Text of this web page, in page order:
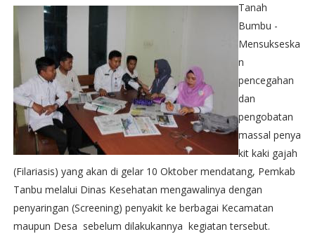
Tanah
Bumbu -
Mensukseska
n
pencegahan
dan
pengobatan
massal penya
kit kaki gajah
(Filariasis) yang akan di gelar 10 Oktober mendatang, Pemkab
Tanbu melalui Dinas Kesehatan mengawalinya dengan
penyaringan (Screening) penyakit ke berbagai Kecamatan
maupun Desa sebelum dilakukannya kegiatan tersebut.‬